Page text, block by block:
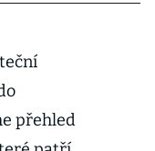
přehled